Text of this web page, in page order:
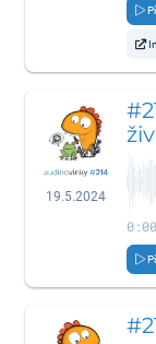
19.5.2024
0:00